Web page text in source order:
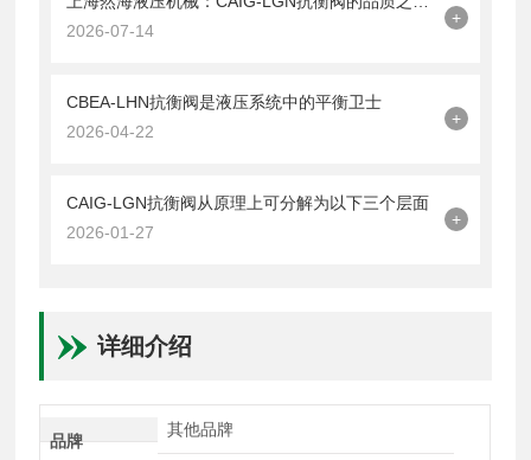
2026-07-14
+
CBEA-LHN抗衡阀是液压系统中的平衡卫士
2026-04-22
+
CAIG-LGN抗衡阀从原理上可分解为以下三个层面
2026-01-27
+
详细介绍
品牌
其他品牌